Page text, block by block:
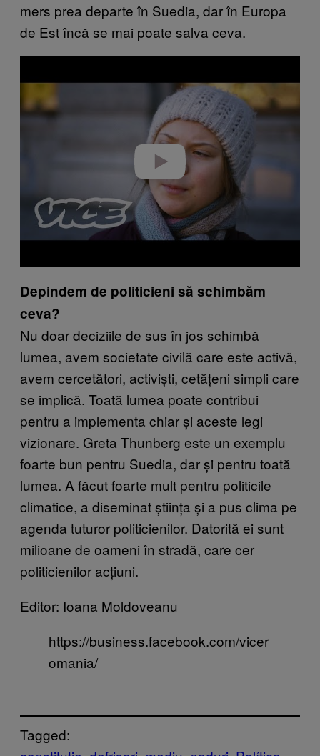
mers prea departe în Suedia, dar în Europa
de Est încă se mai poate salva ceva.
a
i
Depindem de politicieni să schimbăm
ceva?
Nu doar deciziile de sus în jos schimbă
lumea, avem societate civilă care este activă,
avem cercetători, activiști, cetățeni simpli care
se implică. Toată lumea poate contribui
pentru a implementa chiar și aceste legi
vizionare. Greta Thunberg este un exemplu
foarte bun pentru Suedia, dar și pentru toată
lumea. A făcut foarte mult pentru politicile
climatice, a diseminat știința și a pus clima pe
agenda tuturor politicienilor. Datorită ei sunt
milioane de oameni în stradă, care cer
politicienilor acțiuni.
Editor: Ioana Moldoveanu
https://business.facebook.com/vicer
omania/
Tagged: